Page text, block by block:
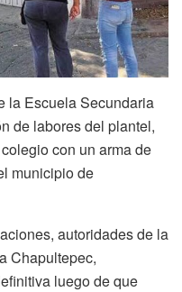
la Escuela Secundaria
de labores del plantel,
con un arma de
municipio de
autoridades de la
Chapultepec,
luego de que